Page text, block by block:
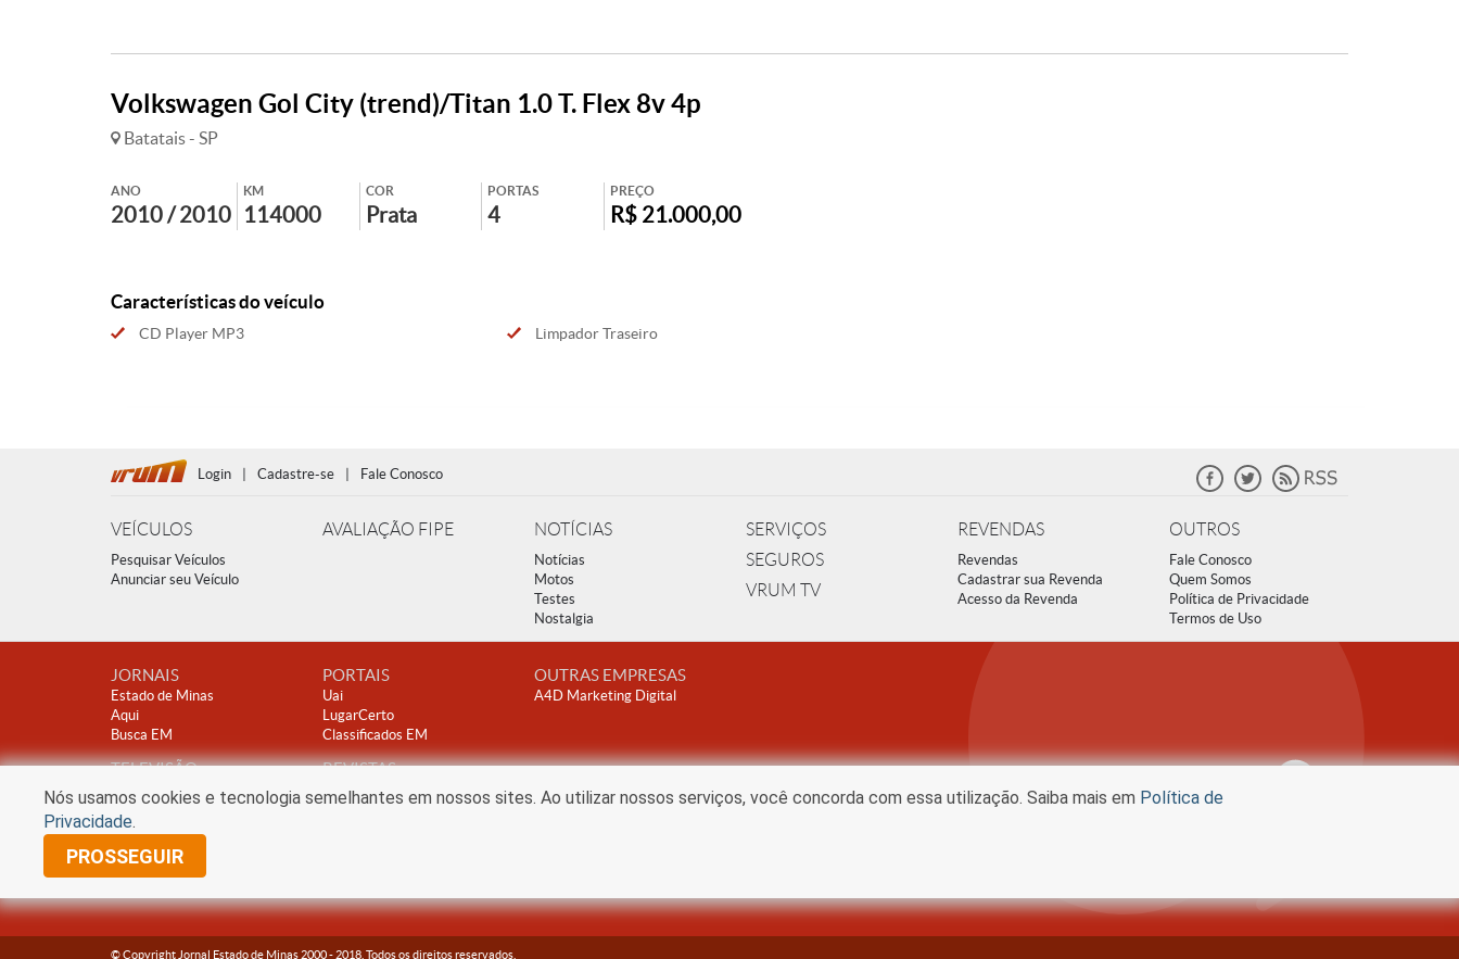
Volkswagen Gol City (trend)/Titan 1.0 T. Flex 8v 4p
Batatais - SP
ANO
2010 / 2010
KM
114000
COR
Prata
PORTAS
4
PREÇO
R$ 21.000,00
Características do veículo
CD Player MP3 Limpador Traseiro
Login | Cadastre-se | Fale Conosco
VEÍCULOS
Pesquisar Veículos
Anunciar seu Veículo
AVALIAÇÃO FIPE NOTÍCIAS
Notícias
Motos
Testes
Nostalgia
SERVIÇOS
SEGUROS
VRUM TV
REVENDAS
Revendas
Cadastrar sua Revenda
Acesso da Revenda
OUTROS
Fale Conosco
Quem Somos
Política de Privacidade
Termos de Uso
JORNAIS
Estado de Minas
Aqui
Busca EM
TELEVISÃO
TV Alterosa
PORTAIS
Uai
LugarCerto
Classificados EM
REVISTAS
Encontro
Clube A
OUTRAS EMPRESAS
A4D Marketing Digital
© Copyright Jornal Estado de Minas 2000 -2018 . Todos os direitos reservados.
Nós usamos cookies e tecnologia semelhantes em nossos sites. Ao utilizar nossos serviços, você concorda com essa utilização. Saiba mais em Política de
Privacidade.
PROSSEGUIR